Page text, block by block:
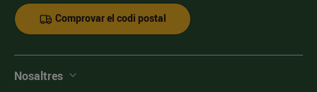
Comprovar el codi postal
Nosaltres